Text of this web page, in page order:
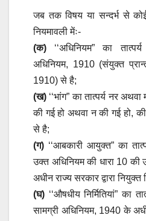
जब तक विषय या सन्दर्भ से
नियमावली मेंः-
(क) ‘‘अधिनियम” का
अधिनियम, 1910 (संयुक्त
1910) से है;
(ख) ‘‘भांग” का तात्पर्य नर
की गई हो अथवा न की गई हो,
से है;
(ग) ‘‘आबकारी आयुक्त” का
उक्त अधिनियम की धारा 10
अधीन राज्य सरकार द्वारा नियुक्त
(घ) ‘‘औषधीय निर्मितियां” का
सामग्री अधिनियम, 1940 के